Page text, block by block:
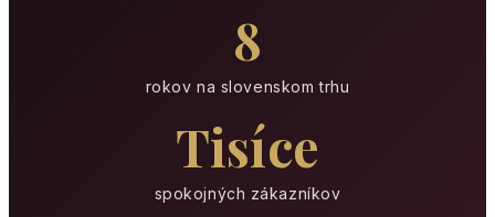
8
rokov na slovenskom trhu
Tisíce
spokojných zákazníkov